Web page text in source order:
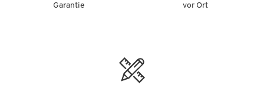
Garantie
vor Ort